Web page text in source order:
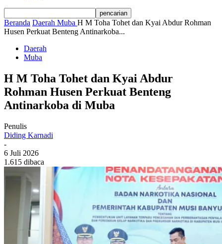
Beranda Daerah Muba H M Toha Tohet dan Kyai Abdur Rohman
Husen Perkuat Benteng Antinarkoba...
Daerah
Muba
H M Toha Tohet dan Kyai Abdur
Rohman Husen Perkuat Benteng
Antinarkoba di Muba
Penulis
Diding Karnadi
-
6 Juli 2026
1.615 dibaca